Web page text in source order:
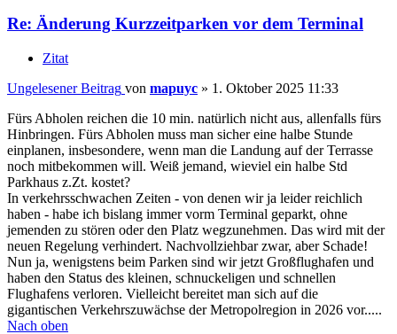
Re: Änderung Kurzzeitparken vor dem Terminal
Zitat
Ungelesener Beitrag von mapuyc » 1. Oktober 2025 11:33
Fürs Abholen reichen die 10 min. natürlich nicht aus, allenfalls fürs
Hinbringen. Fürs Abholen muss man sicher eine halbe Stunde
einplanen, insbesondere, wenn man die Landung auf der Terrasse
noch mitbekommen will. Weiß jemand, wieviel ein halbe Std
Parkhaus z.Zt. kostet?
In verkehrsschwachen Zeiten - von denen wir ja leider reichlich
haben - habe ich bislang immer vorm Terminal geparkt, ohne
jemenden zu stören oder den Platz wegzunehmen. Das wird mit der
neuen Regelung verhindert. Nachvollziehbar zwar, aber Schade!
Nun ja, wenigstens beim Parken sind wir jetzt Großflughafen und
haben den Status des kleinen, schnuckeligen und schnellen
Flughafens verloren. Vielleicht bereitet man sich auf die
gigantischen Verkehrszuwächse der Metropolregion in 2026 vor.....
Nach oben